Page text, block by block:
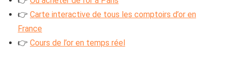
👉 Carte interactive de tous les comptoirs d’or en
France
👉 Cours de l’or en temps réel